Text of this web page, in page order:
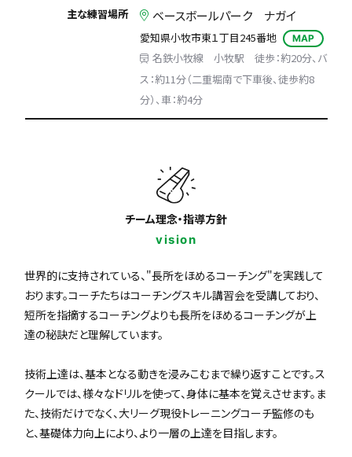
主な練習場所 ベースボールパーク ナガイ
愛知県小牧市東１丁目245番地 MAP
名鉄小牧線 小牧駅 徒歩：約20分、バ
ス：約11分（二重堀南で下車後、徒歩約8
分）、車：約4分
チーム理念・指導方針
vision
世界的に支持されている、"長所をほめるコーチング"を実践して
おります。コーチたちはコーチングスキル講習会を受講しており、
短所を指摘するコーチングよりも長所をほめるコーチングが上
達の秘訣だと理解しています。
技術上達は、基本となる動きを浸みこむまで繰り返すことです。ス
クールでは、様々なドリルを使って、身体に基本を覚えさせます。ま
た、技術だけでなく、大リーグ現役トレーニングコーチ監修のも
と、基礎体力向上により、より一層の上達を目指します。